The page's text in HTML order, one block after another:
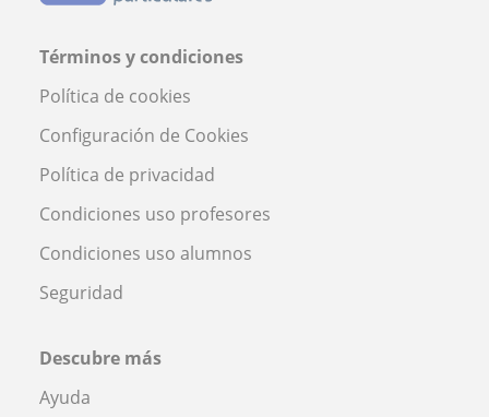
Términos y condiciones
Política de cookies
Configuración de Cookies
Política de privacidad
Condiciones uso profesores
Condiciones uso alumnos
Seguridad
Descubre más
Ayuda